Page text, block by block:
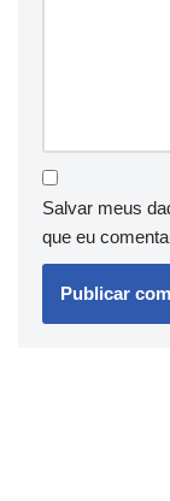
Salvar meus
que eu